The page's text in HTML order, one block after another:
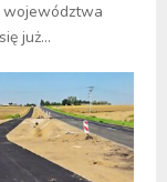
województwa
już...